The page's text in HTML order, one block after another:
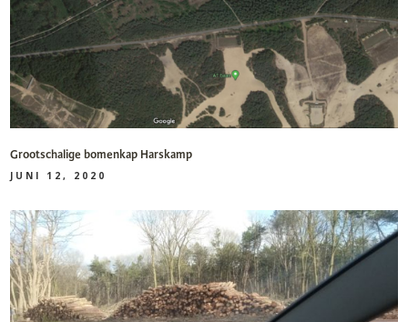
Grootschalige bomenkap Harskamp
JUNI 12, 2020